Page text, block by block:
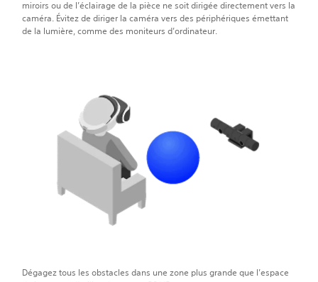
miroirs ou de l’éclairage de la pièce ne soit dirigée directement vers la
caméra. Évitez de diriger la caméra vers des périphériques émettant
de la lumière, comme des moniteurs d’ordinateur.
Dégagez tous les obstacles dans une zone plus grande que l’espace